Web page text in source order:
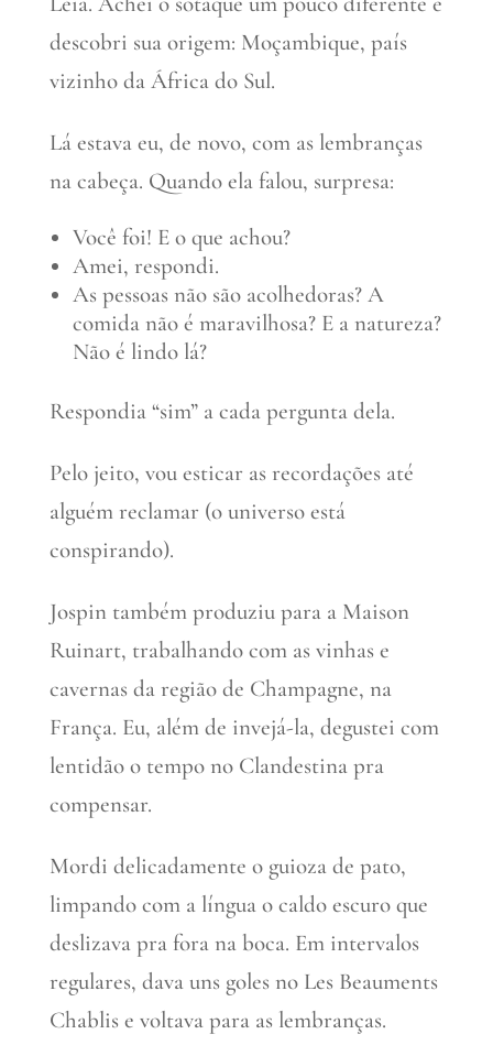
descobri sua origem: Moçambique, país
vizinho da África do Sul.
Lá estava eu, de novo, com as lembranças
na cabeça. Quando ela falou, surpresa:
Você foi! E o que achou?
Amei, respondi.
As pessoas não são acolhedoras? A
comida não é maravilhosa? E a natureza?
Não é lindo lá?
Respondia “sim” a cada pergunta dela.
Pelo jeito, vou esticar as recordações até
alguém reclamar (o universo está
conspirando).
Jospin também produziu para a Maison
Ruinart, trabalhando com as vinhas e
cavernas da região de Champagne, na
França. Eu, além de invejá-la, degustei com
lentidão o tempo no Clandestina pra
compensar.
Mordi delicadamente o guioza de pato,
limpando com a língua o caldo escuro que
deslizava pra fora na boca. Em intervalos
regulares, dava uns goles no Les Beauments
Chablis e voltava para as lembranças.